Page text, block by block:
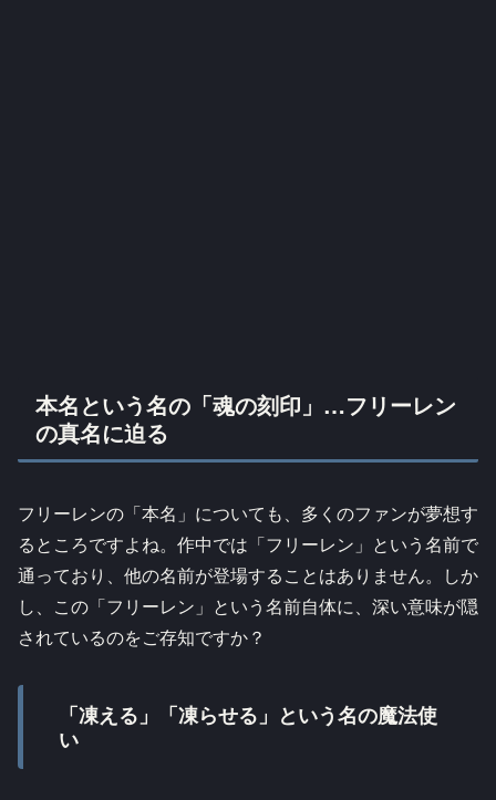
本名という名の「魂の刻印」…フリーレン
の真名に迫る
フリーレンの「本名」についても、多くのファンが夢想す
るところですよね。作中では「フリーレン」という名前で
通っており、他の名前が登場することはありません。しか
し、この「フリーレン」という名前自体に、深い意味が隠
されているのをご存知ですか？
「凍える」「凍らせる」という名の魔法使
い